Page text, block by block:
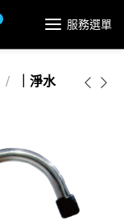
服務選單
｜淨水